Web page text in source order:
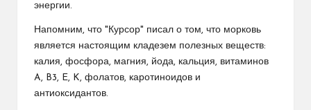
энергии.
Напомним, что "Курсор" писал о том, что морковь
является настоящим кладезем полезных веществ:
калия, фосфора, магния, йода, кальция, витаминов
A, B3, E, K, фолатов, каротиноидов и
антиоксидантов.